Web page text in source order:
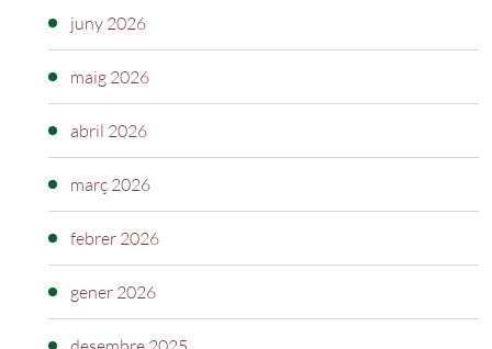
juny 2026
maig 2026
abril 2026
març 2026
febrer 2026
gener 2026